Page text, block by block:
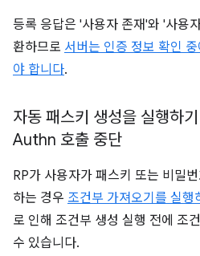
등록 응답은 '사용자 존재'와 '사용
환하므로 서버는 인증 정보 확인
야 합니다.
자동 패스키 생성을 실행하
Authn 호출 중단
RP가 사용자가 패스키 또는 비밀
하는 경우 조건부 가져오기를 실
로 인해 조건부 생성 실행 전에 조
수 있습니다.